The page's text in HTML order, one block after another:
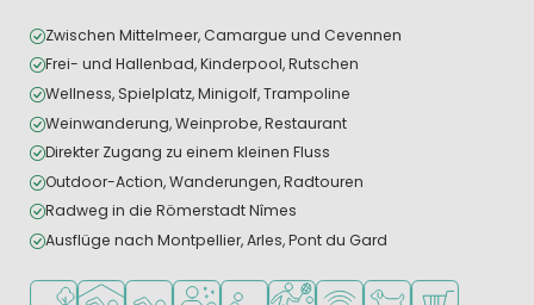
Zwischen Mittelmeer, Camargue und Cevennen
Frei- und Hallenbad, Kinderpool, Rutschen
Wellness, Spielplatz, Minigolf, Trampoline
Weinwanderung, Weinprobe, Restaurant
Direkter Zugang zu einem kleinen Fluss
Outdoor-Action, Wanderungen, Radtouren
Radweg in die Römerstadt Nîmes
Ausflüge nach Montpellier, Arles, Pont du Gard
Am Wasser
HallenbadFreibadWellness-Einrichtungen
Empfohlen für kleine Kinder
Viele Sportmöglichkeiten
WLAN verfügbar
Haustiere erlaubt
Supermarkt/